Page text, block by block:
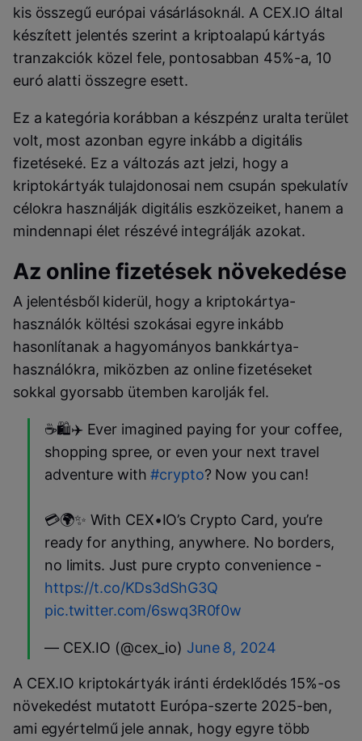
kis összegű európai vásárlásoknál. A CEX.IO által
készített jelentés szerint a kriptoalapú kártyás
tranzakciók közel fele, pontosabban 45%-a, 10
euró alatti összegre esett.
Ez a kategória korábban a készpénz uralta terület
volt, most azonban egyre inkább a digitális
fizetéseké. Ez a változás azt jelzi, hogy a
kriptokártyák tulajdonosai nem csupán spekulatív
célokra használják digitális eszközeiket, hanem a
mindennapi élet részévé integrálják azokat.
Az online fizetések növekedése
A jelentésből kiderül, hogy a kriptokártya-
használók költési szokásai egyre inkább
hasonlítanak a hagyományos bankkártya-
használókra, miközben az online fizetéseket
sokkal gyorsabb ütemben karolják fel.
☕🛍️✈️ Ever imagined paying for your coffee,
shopping spree, or even your next travel
adventure with#crypto? Now you can!
💳🌍✨ With CEX•IO’s Crypto Card, you’re
ready for anything, anywhere. No borders,
no limits. Just pure crypto convenience -
https://t.co/KDs3dShG3Q
pic.twitter.com/6swq3R0f0w
— CEX.IO (@cex_io) June 8, 2024
A CEX.IO kriptokártyák iránti érdeklődés 15%-os
növekedést mutatott Európa-szerte 2025-ben,
ami egyértelmű jele annak, hogy egyre több